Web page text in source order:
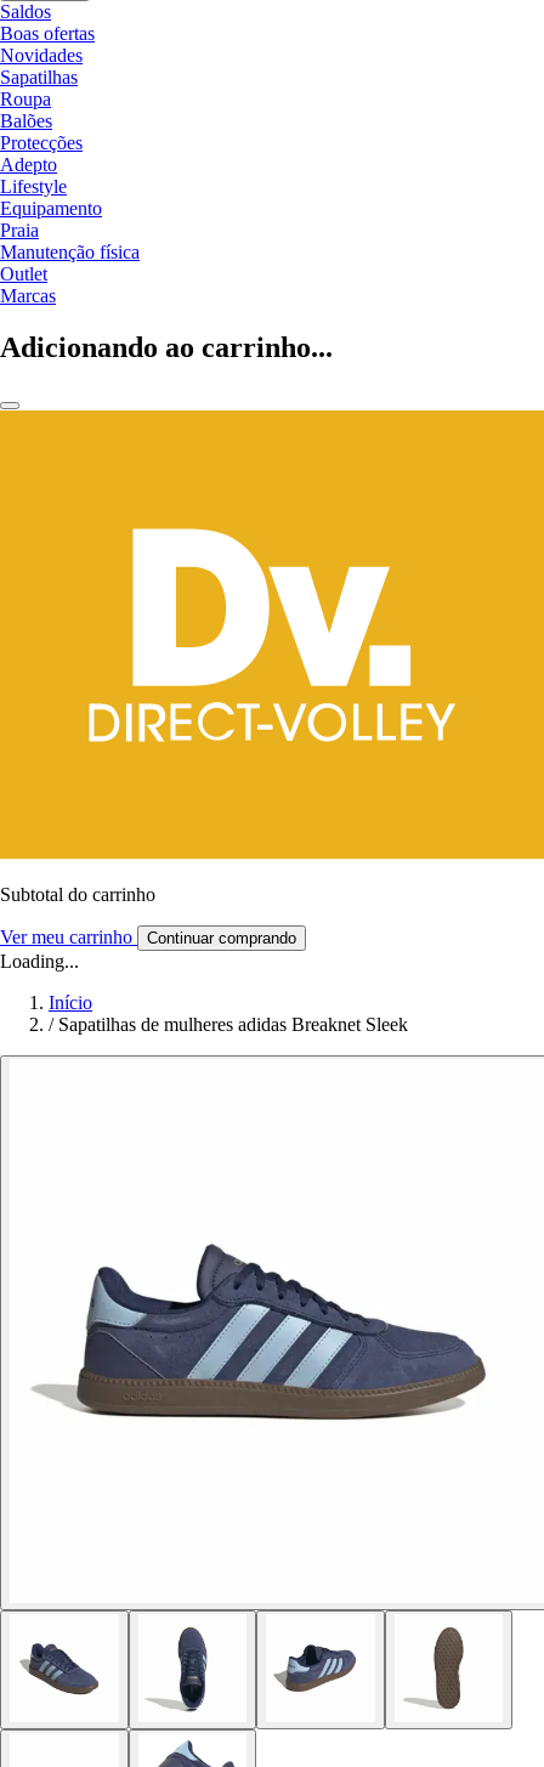
Saldos
Boas ofertas
Novidades
Sapatilhas
Roupa
Balões
Protecções
Adepto
Lifestyle
Equipamento
Praia
Manutenção física
Outlet
Marcas
Adicionando ao carrinho...
Subtotal do carrinho
Ver meu carrinho Continuar comprando
Loading...
Início
/ Sapatilhas de mulheres adidas Breaknet Sleek